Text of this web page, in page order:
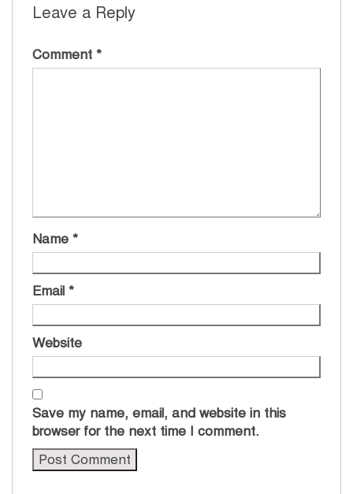
Leave a Reply
Comment *
Name *
Email *
Website
Save my name, email, and website in this
browser for the next time I comment.